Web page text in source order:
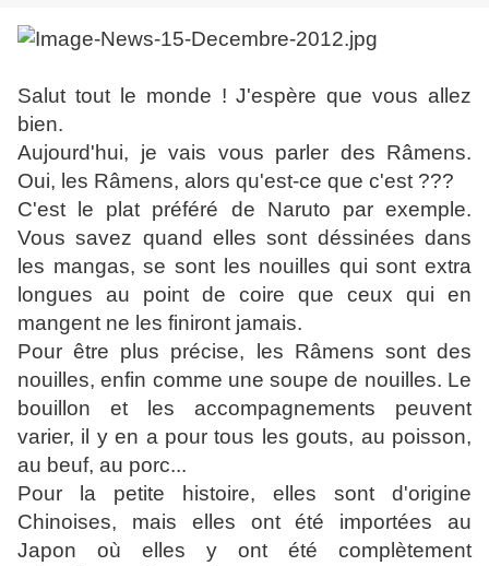
Salut tout le monde ! J'espère que vous allez
bien.
Aujourd'hui, je vais vous parler des Râmens.
Oui, les Râmens, alors qu'est-ce que c'est ???
C'est le plat préféré de Naruto par exemple.
Vous savez quand elles sont déssinées dans
les mangas, se sont les nouilles qui sont extra
longues au point de coire que ceux qui en
mangent ne les finiront jamais.
Pour être plus précise, les Râmens sont des
nouilles, enfin comme une soupe de nouilles. Le
bouillon et les accompagnements peuvent
varier, il y en a pour tous les gouts, au poisson,
au beuf, au porc...
Pour la petite histoire, elles sont d'origine
Chinoises, mais elles ont été importées au
Japon où elles y ont été complètement